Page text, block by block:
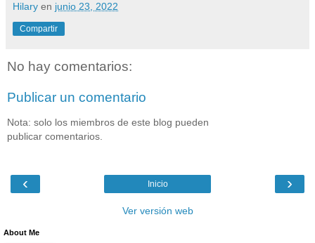
Hilary en junio 23, 2022
Compartir
No hay comentarios:
Publicar un comentario
Nota: solo los miembros de este blog pueden
publicar comentarios.
‹ ›
Inicio
Ver versión web
About Me